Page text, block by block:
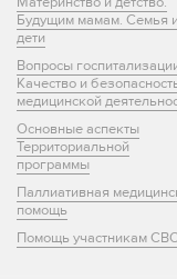
Будущим мамам. Семья и
дети
Вопросы
Качество и
медицинской
Основные аспекты
Территориальной
программы
Паллиативная
помощь
Помощь участникам